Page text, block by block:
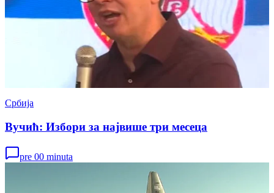
Србија
Вучић: Избори за највише три месеца
pre 00 minuta